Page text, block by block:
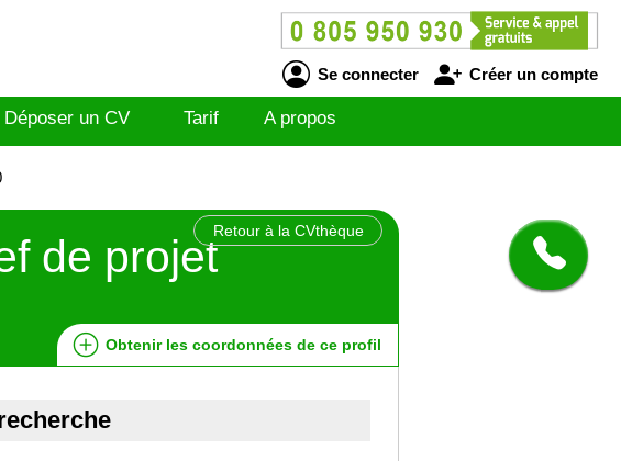
Se connecter Créer un compte
Déposer un CV Tarif A propos
Retour à la CVthèque
de projet
Obtenir les coordonnées de ce profil